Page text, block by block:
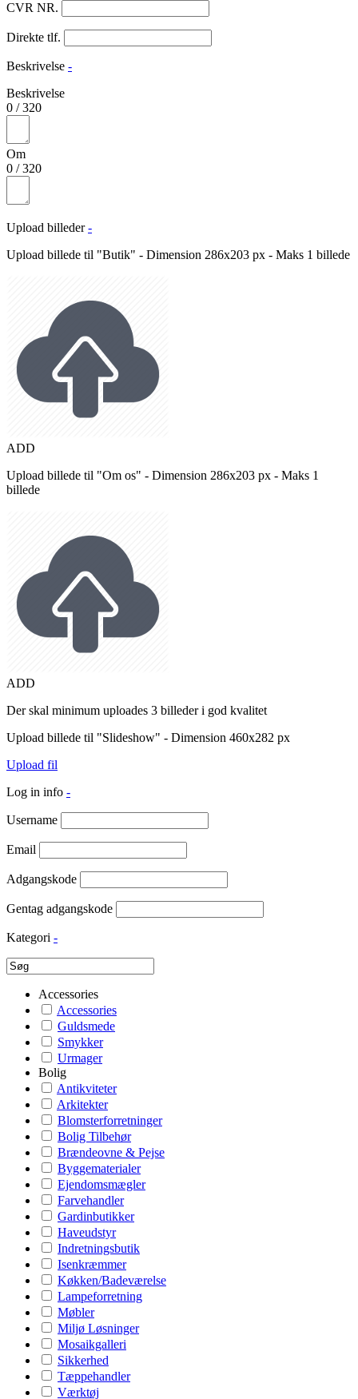
CVR NR.
Direkte tlf.
Beskrivelse -
Beskrivelse
0 /320
Om
0 /320
Upload billeder -
Upload billede til "Butik" - Dimension 286x203 px - Maks 1 billede
ADD
Upload billede til "Om os" - Dimension 286x203 px - Maks 1
billede
ADD
Der skal minimum uploades 3 billeder i god kvalitet
Upload billede til "Slideshow" - Dimension 460x282 px
Upload fil
Log in info -
Username
Email
Adgangskode
Gentag adgangskode
Kategori -
Accessories
Accessories
Guldsmede
Smykker
Urmager
Bolig
Antikviteter
Arkitekter
Blomsterforretninger
Bolig Tilbehør
Brændeovne & Pejse
Byggematerialer
Ejendomsmægler
Farvehandler
Gardinbutikker
Haveudstyr
Indretningsbutik
Isenkræmmer
Køkken/Badeværelse
Lampeforretning
Møbler
Miljø Løsninger
Mosaikgalleri
Sikkerhed
Tæppehandler
Værktøj